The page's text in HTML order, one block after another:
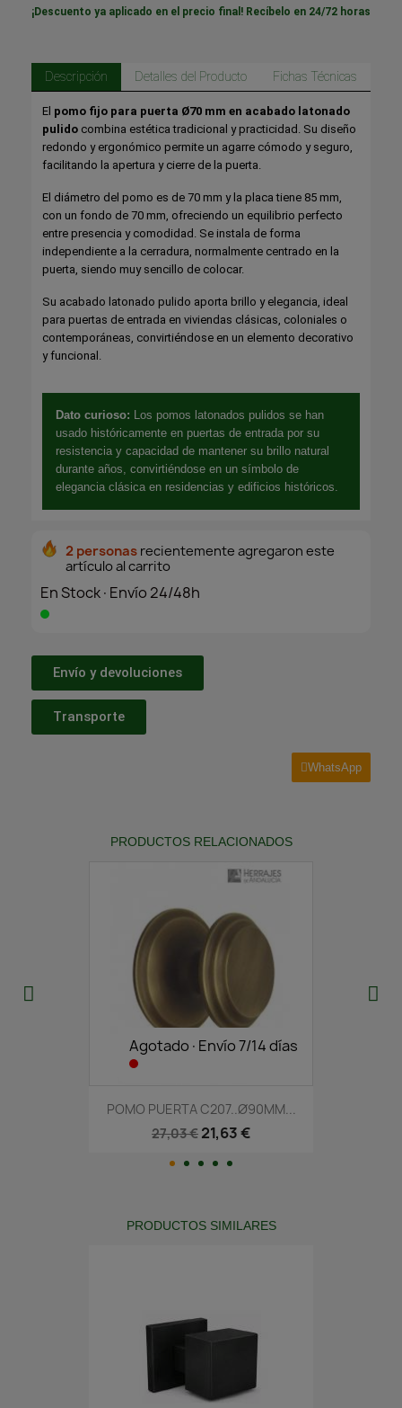
¡Descuento ya aplicado en el precio final! Recíbelo en 24/72 horas
Descripción Detalles del Producto Fichas Técnicas
El pomo fijo para puerta Ø70 mm en acabado latonado
pulido combina estética tradicional y practicidad. Su diseño
redondo y ergonómico permite un agarre cómodo y seguro,
facilitando la apertura y cierre de la puerta.
El diámetro del pomo es de 70 mm y la placa tiene 85 mm,
con un fondo de 70 mm, ofreciendo un equilibrio perfecto
entre presencia y comodidad. Se instala de forma
independiente a la cerradura, normalmente centrado en la
puerta, siendo muy sencillo de colocar.
Su acabado latonado pulido aporta brillo y elegancia, ideal
para puertas de entrada en viviendas clásicas, coloniales o
contemporáneas, convirtiéndose en un elemento decorativo
y funcional.
Dato curioso: Los pomos latonados pulidos se han
usado históricamente en puertas de entrada por su
resistencia y capacidad de mantener su brillo natural
durante años, convirtiéndose en un símbolo de
elegancia clásica en residencias y edificios históricos.
2 personas recientemente agregaron este
artículo al carrito
En Stock·Envío 24/48h
Envío y devoluciones
Transporte
WhatsApp
PRODUCTOS RELACIONADOS
Agotado·Envío 7/14 días
POMO PUERTA C207..Ø90MM...
27,03 € 21,63 €
PRODUCTOS SIMILARES